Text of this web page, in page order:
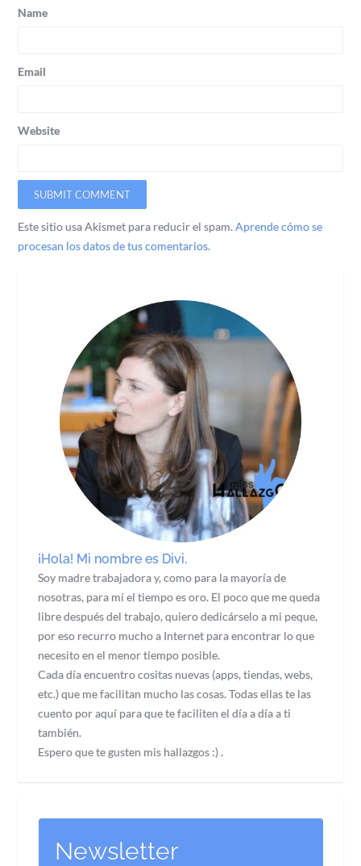
Name
Email
Website
Este sitio usa Akismet para reducir el spam.Aprende cómo se
procesan los datos de tus comentarios.
¡Hola! Mi nombre es Divi.
Soy madre trabajadora y, como para la mayoría de
nosotras, para mí el tiempo es oro. El poco que me queda
libre después del trabajo, quiero dedicárselo a mi peque,
por eso recurro mucho a Internet para encontrar lo que
necesito en el menor tiempo posible.
Cada día encuentro cositas nuevas (apps, tiendas, webs,
etc.) que me facilitan mucho las cosas. Todas ellas te las
cuento por aquí para que te faciliten el día a día a ti
también.
Espero que te gusten mis hallazgos :) .
Newsletter